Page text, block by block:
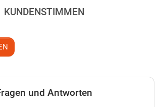
KUNDENSTIMMEN
und Antworten